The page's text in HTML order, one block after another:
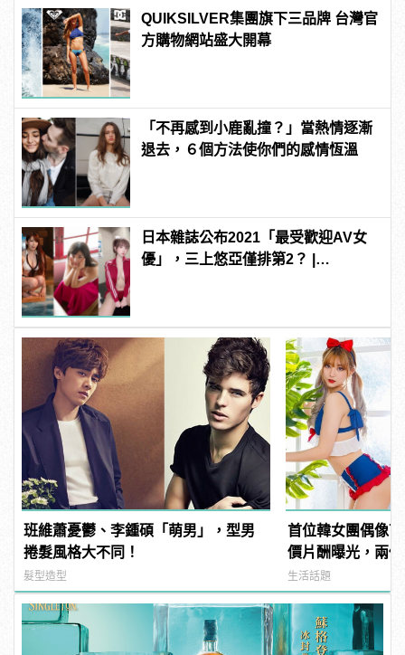
QUIKSILVER集團旗下三品牌 台灣官
方購物網站盛大開幕
「不再感到小鹿亂撞？」當熱情逐漸
退去，６個方法使你們的感情恆溫
日本雜誌公布2021「最受歡迎AV女
優」，三上悠亞僅排第2？ |
班維蕭憂鬱、李鍾碩「萌男」，型男
捲髮風格大不同！
髮型造型
首位韓女團偶像
價片酬曝光，兩
生活話題